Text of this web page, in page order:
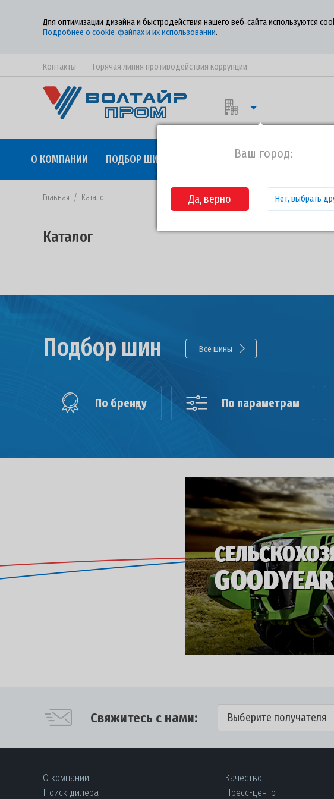
Для оптимизации дизайна и быстродействия нашего веб‑сайта используются
Подробнее о cookie‑файлах и их использовании.
Контакты Горячая линия противодействия коррупции
Ваш город:
Да, верно Нет, выбрать
О КОМПАНИИ ПОДБОР ШИН СОТРУДНИЧЕСТВО
Главная / Каталог
Каталог
Подбор шин Все шины
По бренду По параметрам
Свяжитесь с нами: Выберите получателя
О компании
Поиск дилера
Качество
Пресс-центр